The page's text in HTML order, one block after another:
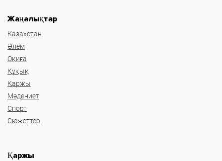
Жаңалықтар
Казахстан
Әлем
Оқиға
Құқық
Қаржы
Мәдениет
Спорт
Сюжеттер
Қаржы